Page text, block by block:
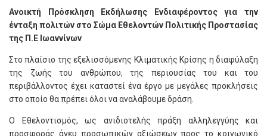
Ανοικτή Πρόσκληση Εκδήλωσης Ενδιαφέροντος για την
ένταξη πολιτών στο Σώμα Εθελοντών Πολιτικής Προστασίας
της Π.Ε Ιωαννίνων
Στο πλαίσιο της εξελισσόμενης Κλιματικής Κρίσης η διαφύλαξη
της ζωής του ανθρώπου, της περιουσίας του και του
περιβάλλοντος έχει καταστεί ένα έργο με μεγάλες προκλήσεις
στο οποίο θα πρέπει όλοι να αναλάβουμε δράση.
Ο Εθελοντισμός, ως ανιδιοτελής πράξη αλληλεγγύης και
προσφοράς άνευ προσωπικών αξιώσεων προς το κοινωνικό